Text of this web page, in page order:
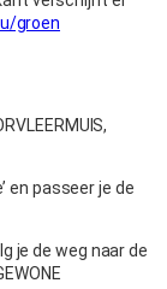
groen
en passeer je de
je de weg naar de